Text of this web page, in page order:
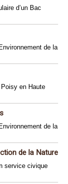
d’un Bac
de la
en Haute
de la
de la Nature
service civique